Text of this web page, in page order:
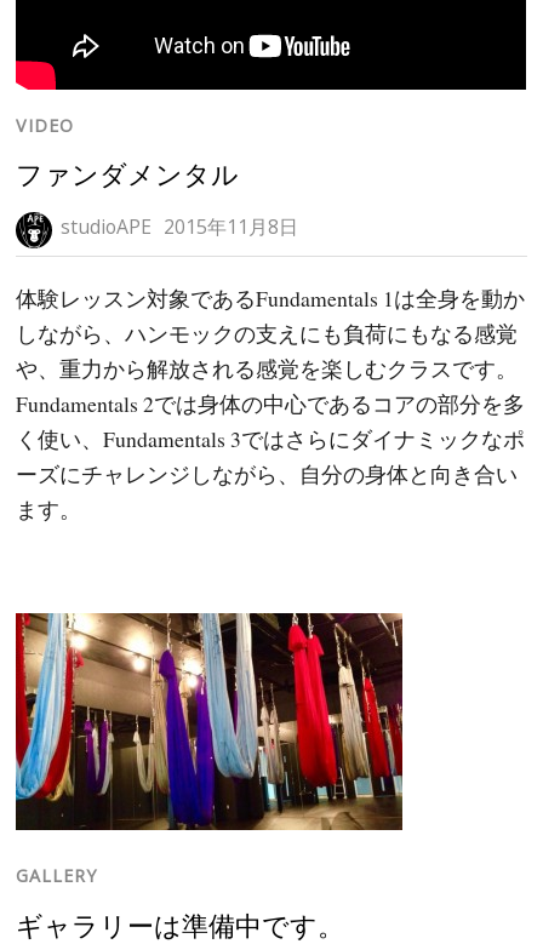
VIDEO
ファンダメンタル
studioAPE 2015年11月8日
体験レッスン対象であるFundamentals 1は全身を動か
しながら、ハンモックの支えにも負荷にもなる感覚
や、重力から解放される感覚を楽しむクラスです。
Fundamentals 2では身体の中心であるコアの部分を多
く使い、Fundamentals 3ではさらにダイナミックなポ
ーズにチャレンジしながら、自分の身体と向き合い
ます。
GALLERY
ギャラリーは準備中です。